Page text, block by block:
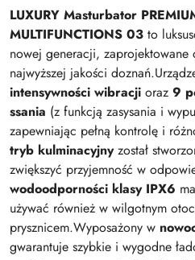
LUXURY Masturbator
MULTIFUNCTIONS 03 to
nowej generacji, zaprojektowane
najwyższej jakości
intensywności wibracji oraz 9
ssania (z funkcją zasysania i
zapewniając pełną kontrolę i
tryb kulminacyjnyzostał
zwiększyć przyjemność w
wodoodporności klasy IPX6
używać również w wilgotnym
prysznicem.Wyposażony w
gwarantuje szybkie i wygodne